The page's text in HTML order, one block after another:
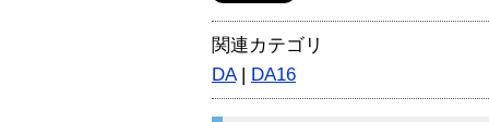
関連カテゴリ
DA| DA16